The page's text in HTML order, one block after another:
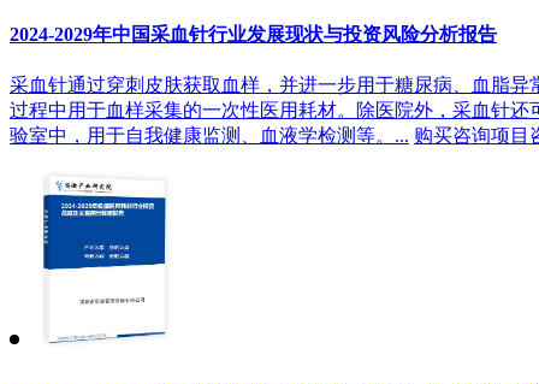
2024-2029年中国采血针行业发展现状与投资风险分析报告
采血针通过穿刺皮肤获取血样，并进一步用于糖尿病、血脂
过程中用于血样采集的一次性医用耗材。除医院外，采血针
验室中，用于自我健康监测、血液学检测等。... 购买咨询项目